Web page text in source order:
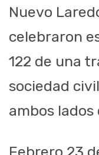
Nuevo
celebraron
122 de una
sociedad
ambos